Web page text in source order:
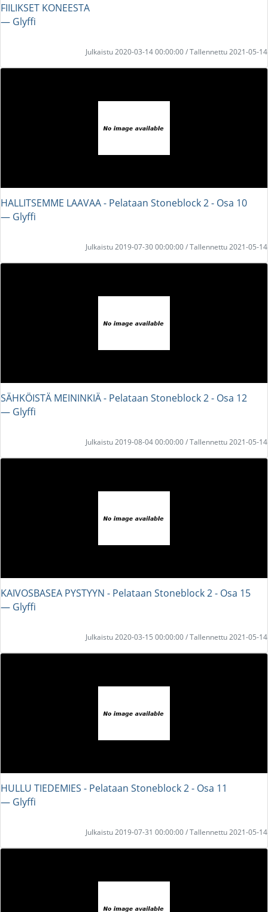
FIILIKSET KONEESTA
― Glyffi
Julkaistu 2020-03-14 00:00:00 / Tallennettu 2021-05-14
HALLITSEMME LAAVAA - Pelataan Stoneblock 2 - Osa 10
― Glyffi
Julkaistu 2019-07-30 00:00:00 / Tallennettu 2021-05-14
SÄHKÖISTÄ MEININKIÄ - Pelataan Stoneblock 2 - Osa 12
― Glyffi
Julkaistu 2019-08-04 00:00:00 / Tallennettu 2021-05-14
KAIVOSBASEA PYSTYYN - Pelataan Stoneblock 2 - Osa 15
― Glyffi
Julkaistu 2020-03-15 00:00:00 / Tallennettu 2021-05-14
HULLU TIEDEMIES - Pelataan Stoneblock 2 - Osa 11
― Glyffi
Julkaistu 2019-07-31 00:00:00 / Tallennettu 2021-05-14